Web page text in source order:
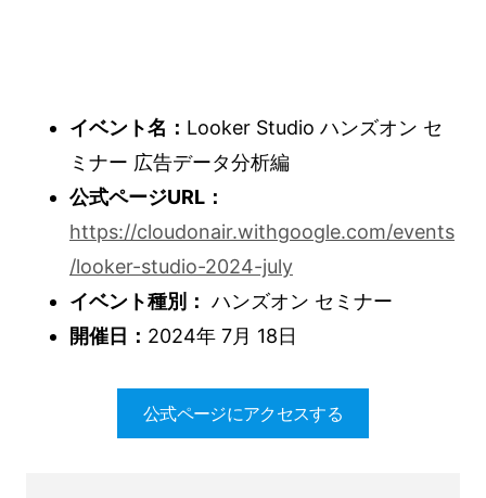
イベント名： Looker Studio ハンズオン セ
ミナー 広告データ分析編
公式ページURL：
https://cloudonair.withgoogle.com/events
/looker-studio-2024-july
イベント種別： ハンズオン セミナー
開催日： 2024年 7月 18日
公式ページにアクセスする